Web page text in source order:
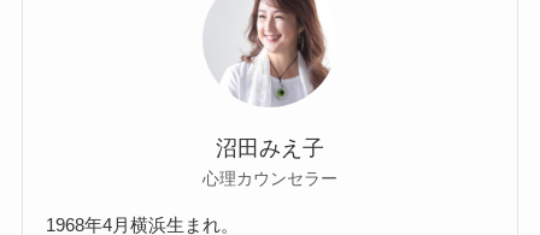
沼田みえ子
心理カウンセラー
1968年4月横浜生まれ。